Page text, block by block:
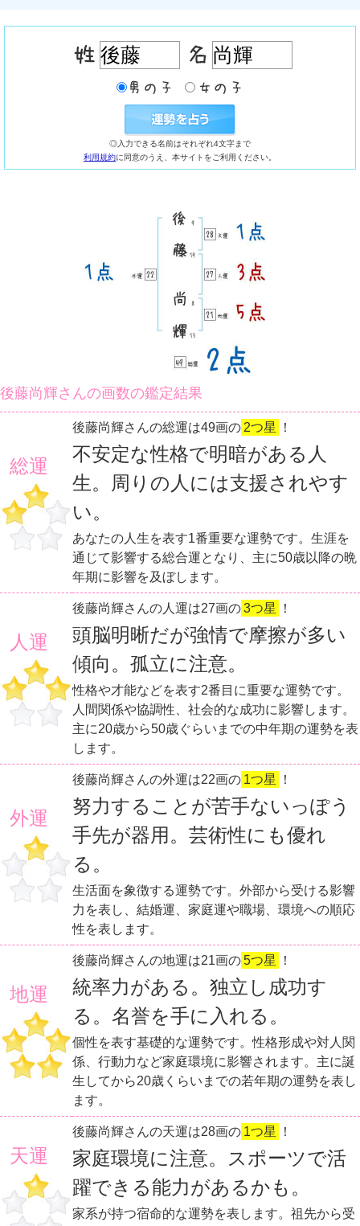
◎入力できる名前はそれぞれ4文字まで
利用規約に同意のうえ、本サイトをご利用ください。
後藤尚輝さんの画数の鑑定結果
総運
後藤尚輝さんの総運は49画の 2つ星 ！
不安定な性格で明暗がある人
生。周りの人には支援されやす
い。
あなたの人生を表す1番重要な運勢です。生涯を
通じて影響する総合運となり、主に50歳以降の晩
年期に影響を及ぼします。
人運
後藤尚輝さんの人運は27画の3つ星 ！
頭脳明晰だが強情で摩擦が多い
傾向。孤立に注意。
性格や才能などを表す2番目に重要な運勢です。
人間関係や協調性、社会的な成功に影響します。
主に20歳から50歳ぐらいまでの中年期の運勢を表
します。
外運
後藤尚輝さんの外運は22画の 1つ星 ！
努力することが苦手ないっぽう
手先が器用。芸術性にも優れ
る。
生活面を象徴する運勢です。外部から受ける影響
力を表し、結婚運、家庭運や職場、環境への順応
性を表します。
地運
後藤尚輝さんの地運は21画の5つ星 ！
統率力がある。独立し成功す
る。名誉を手に入れる。
個性を表す基礎的な運勢です。性格形成や対人関
係、行動力など家庭環境に影響されます。主に誕
生してから20歳くらいまでの若年期の運勢を表し
ます。
天運
後藤尚輝さんの天運は28画の 1つ星 ！
家庭環境に注意。スポーツで活
躍できる能力があるかも。
家系が持つ宿命的な運勢を表します。祖先から受